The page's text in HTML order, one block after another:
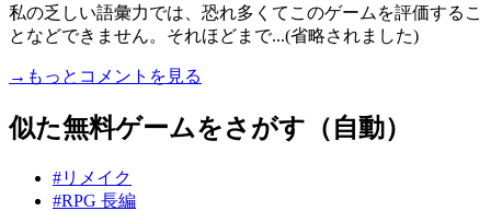
私の乏しい語彙力では、恐れ多くてこのゲームを評価するこ
となどできません。それほどまで...(省略されました)
→もっとコメントを見る
似た無料ゲームをさがす（自動）
#リメイク
#RPG 長編